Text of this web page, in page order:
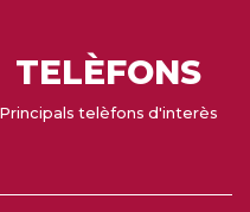
TELÈFONS
Principals telèfons d'interès